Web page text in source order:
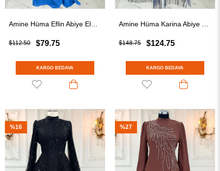
$79.75
$112.50
KARGO BEDAVA
$124.75
$148.75
KARGO BEDAVA
%16 %27